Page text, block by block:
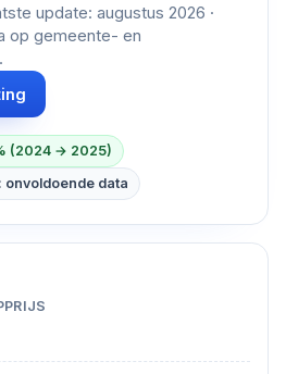
update: augustus 2026 ·
op gemeente- en
(2024 → 2025)
onvoldoende data